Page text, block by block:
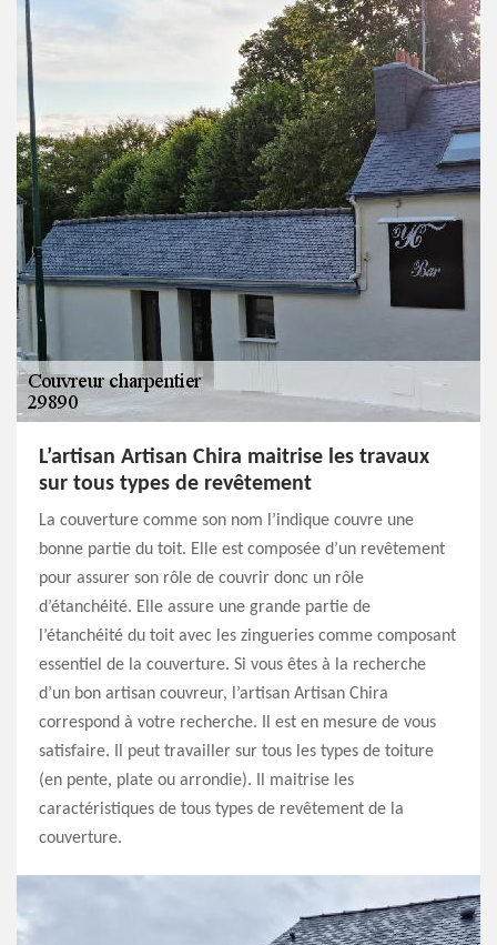
L’artisan Artisan Chira maitrise les travaux
sur tous types de revêtement
La couverture comme son nom l’indique couvre une
bonne partie du toit. Elle est composée d’un revêtement
pour assurer son rôle de couvrir donc un rôle
d’étanchéité. Elle assure une grande partie de
l’étanchéité du toit avec les zingueries comme composant
essentiel de la couverture. Si vous êtes à la recherche
d’un bon artisan couvreur, l’artisan Artisan Chira
correspond à votre recherche. Il est en mesure de vous
satisfaire. Il peut travailler sur tous les types de toiture
(en pente, plate ou arrondie). Il maitrise les
caractéristiques de tous types de revêtement de la
couverture.